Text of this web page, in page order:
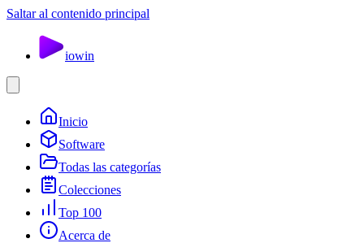
Saltar al contenido principal
iowin
Inicio
Software
Todas las categorías
Colecciones
Top 100
Acerca de